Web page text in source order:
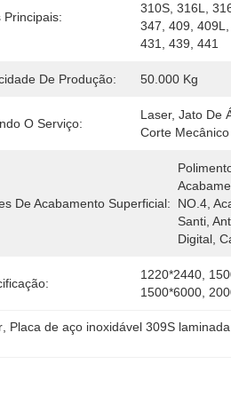
Principais:
310S, 316L,
347, 409,
431, 439, 441
De Produção: 50.000 Kg
O Serviço:
Laser, Jato De
Corte Mecânico
De Acabamento Superficial:
NO.4,
Santi,
Digital,
1220*2440,
1500*6000,
Placa de aço inoxidável 309S